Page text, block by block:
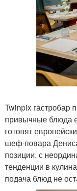
Twinpix гастробар
привычные блюда
готовят
шеф-повара
позиции, с
тенденции в
подача блюд не